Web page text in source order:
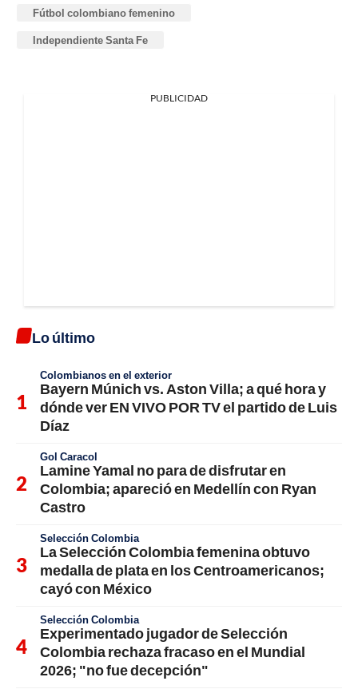
Fútbol colombiano femenino
Independiente Santa Fe
PUBLICIDAD
Lo último
Colombianos en el exterior
Bayern Múnich vs. Aston Villa; a qué hora y
dónde ver EN VIVO POR TV el partido de Luis
Díaz
Gol Caracol
Lamine Yamal no para de disfrutar en
Colombia; apareció en Medellín con Ryan
Castro
Selección Colombia
La Selección Colombia femenina obtuvo
medalla de plata en los Centroamericanos;
cayó con México
Selección Colombia
Experimentado jugador de Selección
Colombia rechaza fracaso en el Mundial
2026; "no fue decepción"